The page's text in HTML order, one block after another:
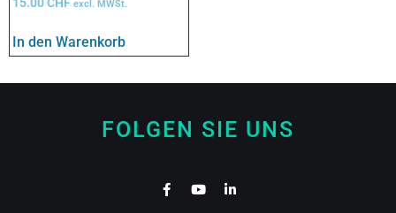
excl. MWSt.
In den Warenkorb
FOLGEN SIE UNS